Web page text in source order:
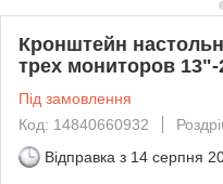
Кронштейн
трех мониторов 13"-
Під замовлення
Код: 14840660932
Відправка з 14 серпня